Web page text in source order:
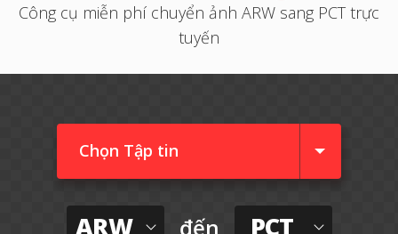
Công cụ miễn phí chuyển ảnh ARW sang PCT trực
tuyến
Chọn Tập tin
ARW đến PCT